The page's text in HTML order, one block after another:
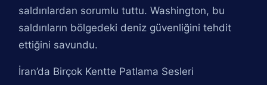
saldırılardan sorumlu tuttu. Washington, bu
saldırıların bölgedeki deniz güvenliğini tehdit
ettiğini savundu.
İran’da Birçok Kentte Patlama Sesleri